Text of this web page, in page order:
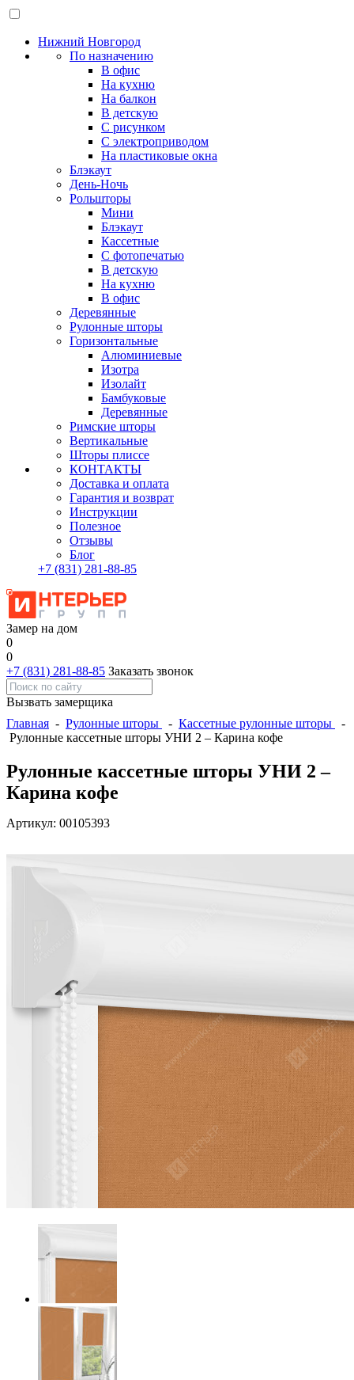
Нижний Новгород
По назначению
В офис
На кухню
На балкон
В детскую
С рисунком
С электроприводом
На пластиковые окна
Блэкаут
День-Ночь
Рольшторы
Мини
Блэкаут
Кассетные
С фотопечатью
В детскую
На кухню
В офис
Деревянные
Рулонные шторы
Горизонтальные
Алюминиевые
Изотра
Изолайт
Бамбуковые
Деревянные
Римские шторы
Вертикальные
Шторы плиссе
КОНТАКТЫ
Доставка и оплата
Гарантия и возврат
Инструкции
Полезное
Отзывы
Блог
+7 (831) 281-88-85
Замер на дом
0
0
+7 (831) 281-88-85 Заказать звонок
Вызвать замерщика
Главная - Рулонные шторы - Кассетные рулонные шторы
-
Рулонные кассетные шторы УНИ 2 – Карина кофе
Рулонные кассетные шторы УНИ 2 –
Карина кофе
Артикул: 00105393